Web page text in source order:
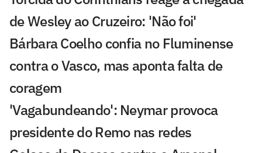
de Wesley ao Cruzeiro: 'Não foi'
Bárbara Coelho confia no Fluminense
contra o Vasco, mas aponta falta de
coragem
'Vagabundeando': Neymar provoca
presidente do Remo nas redes